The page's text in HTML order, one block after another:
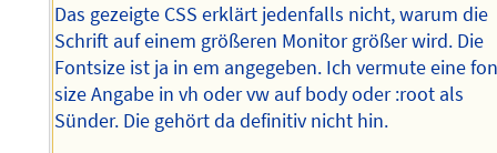
Das gezeigte CSS erklärt jedenfalls nicht, warum die
Schrift auf einem größeren Monitor größer wird. Die
Fontsize ist ja in em angegeben. Ich vermute eine
size Angabe in vh oder vw auf body oder :root als
Sünder. Die gehört da definitiv nicht hin.